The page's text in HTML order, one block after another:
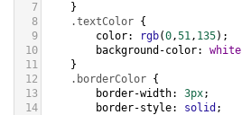
7
}
8
.textColor {
9
color: rgb(0,51, 135);
10
background-color: white
11
}
12
.borderColor {
13
border-width: 3px;
14
border-style: solid ;